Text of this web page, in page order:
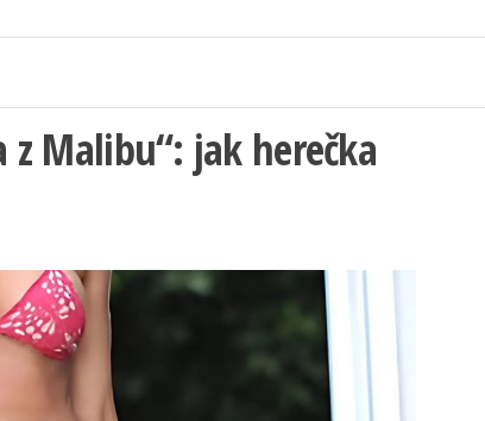
Malibu“: jak herečka